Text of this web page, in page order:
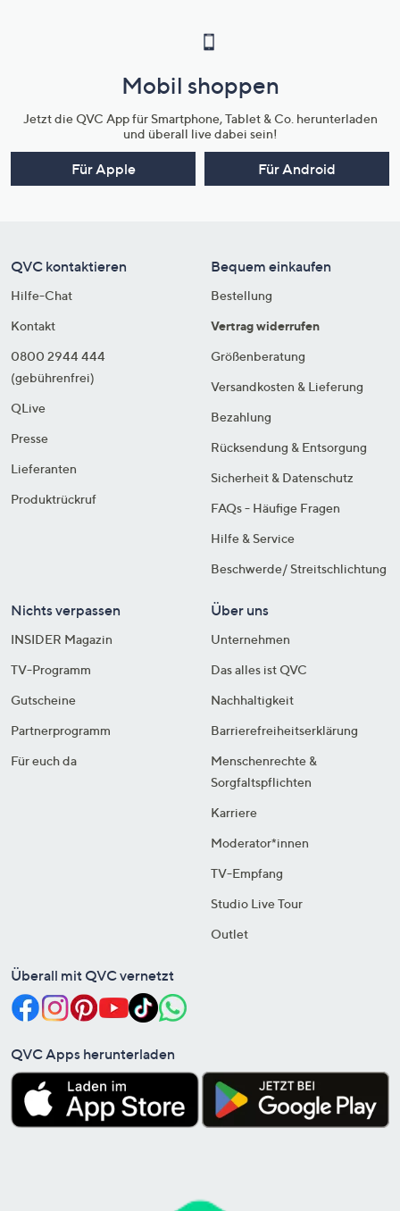
Mobil shoppen
Jetzt die QVC App für Smartphone, Tablet & Co. herunterladen
und überall live dabei sein!
Für Apple Für Android
QVC kontaktieren
Hilfe-Chat
Kontakt
0800 2944 444
(gebührenfrei)
QLive
Presse
Lieferanten
Produktrückruf
Bequem einkaufen
Bestellung
Vertrag widerrufen
Größenberatung
Versandkosten & Lieferung
Bezahlung
Rücksendung & Entsorgung
Sicherheit & Datenschutz
FAQs - Häufige Fragen
Hilfe & Service
Beschwerde/ Streitschlichtung
Nichts verpassen
INSIDER Magazin
TV-Programm
Gutscheine
Partnerprogramm
Für euch da
Über uns
Unternehmen
Das alles ist QVC
Nachhaltigkeit
Barrierefreiheitserklärung
Menschenrechte &
Sorgfaltspflichten
Karriere
Moderator*innen
TV-Empfang
Studio Live Tour
Outlet
Überall mit QVC vernetzt
QVC Apps herunterladen